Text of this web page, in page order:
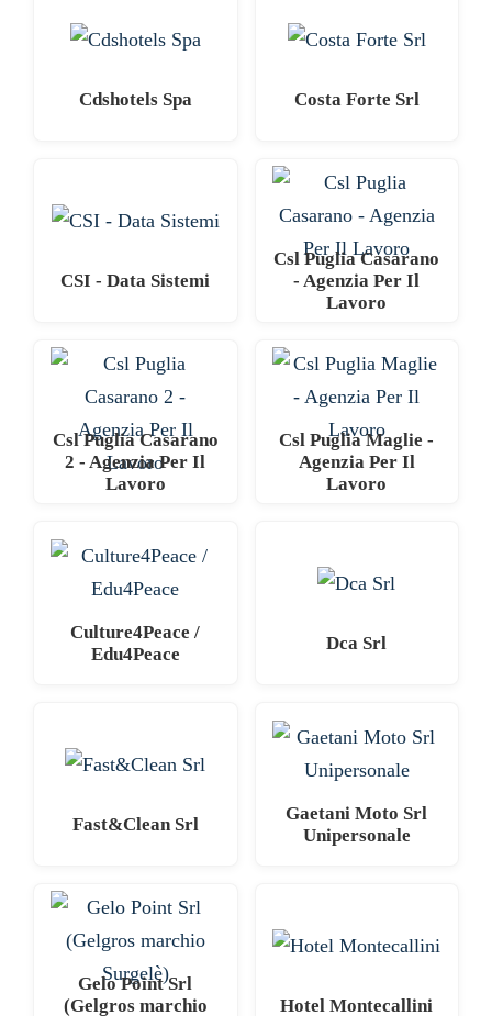
Cdshotels Spa Costa Forte Srl
CSI - Data Sistemi
Csl Puglia Casarano
- Agenzia Per Il
Lavoro
Csl Puglia Casarano
2 - Agenzia Per Il
Lavoro
Csl Puglia Maglie -
Agenzia Per Il
Lavoro
Culture4Peace /
Edu4Peace
Dca Srl
Fast&Clean Srl
Gaetani Moto Srl
Unipersonale
Gelo Point Srl
(Gelgros marchio
Hotel Montecallini